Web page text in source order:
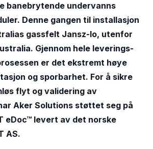
banebrytende undervanns
Denne gangen til installasjon
gassfelt Jansz-Io, utenfor
Gjennom hele leverings-
er det ekstremt høye
og sporbarhet. For å sikre
flyt og validering av
Aker Solutions støttet seg på
eDoc™ levert av det norske
AS.